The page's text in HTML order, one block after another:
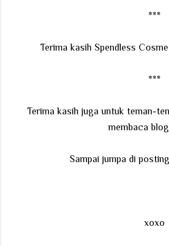
***
Terima kasih Spendless
***
Terima kasih juga untuk teman-
membaca
Sampai jumpa di
xoxo